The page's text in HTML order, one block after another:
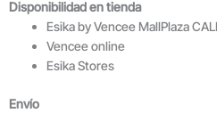
Disponibilidad en tienda
Esika by Vencee MallPlaza CALI
Vencee online
Esika Stores
Envío